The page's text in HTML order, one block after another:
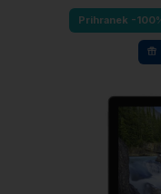
Prihranek -